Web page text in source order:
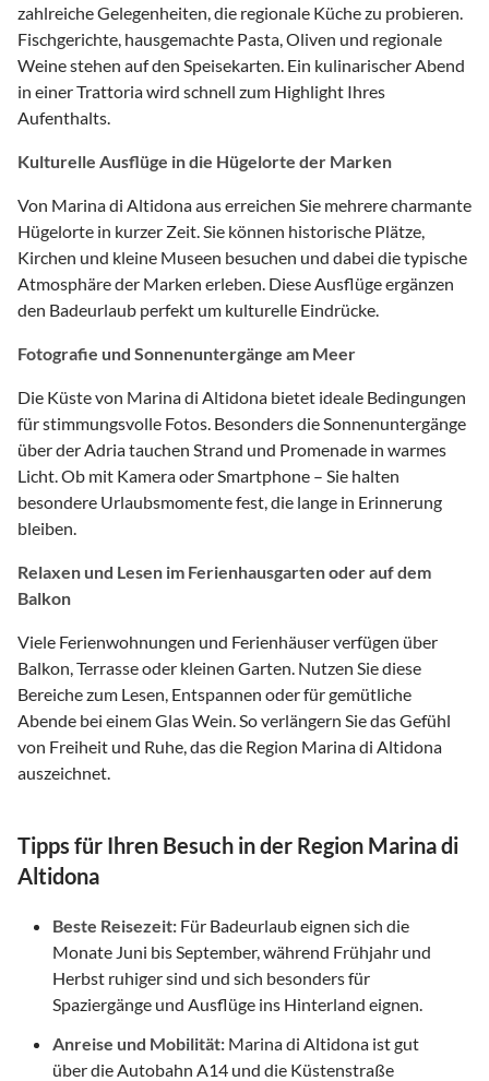
zahlreiche Gelegenheiten, die regionale Küche zu probieren.
Fischgerichte, hausgemachte Pasta, Oliven und regionale
Weine stehen auf den Speisekarten. Ein kulinarischer Abend
in einer Trattoria wird schnell zum Highlight Ihres
Aufenthalts.
Kulturelle Ausflüge in die Hügelorte der Marken
Von Marina di Altidona aus erreichen Sie mehrere charmante
Hügelorte in kurzer Zeit. Sie können historische Plätze,
Kirchen und kleine Museen besuchen und dabei die typische
Atmosphäre der Marken erleben. Diese Ausflüge ergänzen
den Badeurlaub perfekt um kulturelle Eindrücke.
Fotografie und Sonnenuntergänge am Meer
Die Küste von Marina di Altidona bietet ideale Bedingungen
für stimmungsvolle Fotos. Besonders die Sonnenuntergänge
über der Adria tauchen Strand und Promenade in warmes
Licht. Ob mit Kamera oder Smartphone – Sie halten
besondere Urlaubsmomente fest, die lange in Erinnerung
bleiben.
Relaxen und Lesen im Ferienhausgarten oder auf dem
Balkon
Viele Ferienwohnungen und Ferienhäuser verfügen über
Balkon, Terrasse oder kleinen Garten. Nutzen Sie diese
Bereiche zum Lesen, Entspannen oder für gemütliche
Abende bei einem Glas Wein. So verlängern Sie das Gefühl
von Freiheit und Ruhe, das die Region Marina di Altidona
auszeichnet.
Tipps für Ihren Besuch in der Region Marina di
Altidona
Beste Reisezeit: Für Badeurlaub eignen sich die
Monate Juni bis September, während Frühjahr und
Herbst ruhiger sind und sich besonders für
Spaziergänge und Ausflüge ins Hinterland eignen.
Anreise und Mobilität: Marina di Altidona ist gut
über die Autobahn A14 und die Küstenstraße